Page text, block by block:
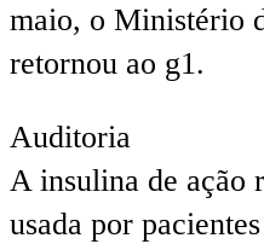
maio, o Ministério
retornou ao g1.
Auditoria
A insulina de ação
usada por